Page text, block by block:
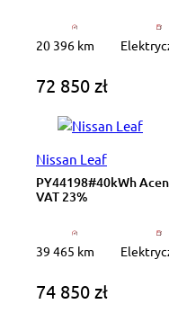
20 396 km
72 850 zł
Nissan Leaf
PY44198#40kWh
VAT 23%
39 465 km
74 850 zł